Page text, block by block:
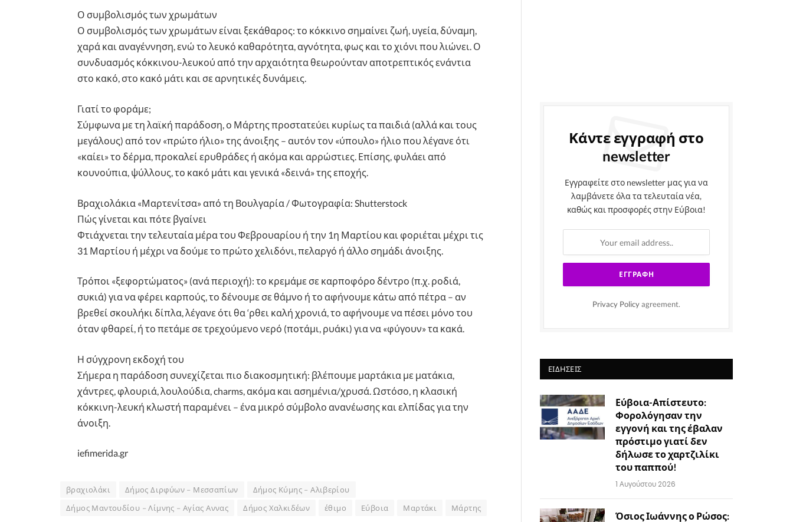
Ο συμβολισμός των χρωμάτων
Ο συμβολισμός των χρωμάτων είναι ξεκάθαρος: το κόκκινο σημαίνει ζωή, υγεία, δύναμη,
χαρά και αναγέννηση, ενώ το λευκό καθαρότητα, αγνότητα, φως και το χιόνι που λιώνει. Ο
συνδυασμός κόκκινου-λευκού από την αρχαιότητα θεωρούνταν αποτρεπτικός ενάντια
στο κακό, στο κακό μάτι και σε αρνητικές δυνάμεις.
Γιατί το φοράμε;
Σύμφωνα με τη λαϊκή παράδοση, ο Μάρτης προστατεύει κυρίως τα παιδιά (αλλά και τους
μεγάλους) από τον «πρώτο ήλιο» της άνοιξης – αυτόν τον «ύπουλο» ήλιο που λέγανε ότι
«καίει» το δέρμα, προκαλεί ερυθράδες ή ακόμα και αρρώστιες. Επίσης, φυλάει από
κουνούπια, ψύλλους, το κακό μάτι και γενικά «δεινά» της εποχής.
Βραχιολάκια «Μαρτενίτσα» από τη Βουλγαρία / Φωτογραφία: Shutterstock
Πώς γίνεται και πότε βγαίνει
Φτιάχνεται την τελευταία μέρα του Φεβρουαρίου ή την 1η Μαρτίου και φοριέται μέχρι τις
31 Μαρτίου ή μέχρι να δούμε το πρώτο χελιδόνι, πελαργό ή άλλο σημάδι άνοιξης.
Τρόποι «ξεφορτώματος» (ανά περιοχή): το κρεμάμε σε καρποφόρο δέντρο (π.χ. ροδιά,
συκιά) για να φέρει καρπούς, το δένουμε σε θάμνο ή το αφήνουμε κάτω από πέτρα – αν
βρεθεί σκουλήκι δίπλα, λέγανε ότι θα ‘ρθει καλή χρονιά, το αφήνουμε να πέσει μόνο του
όταν φθαρεί, ή το πετάμε σε τρεχούμενο νερό (ποτάμι, ρυάκι) για να «φύγουν» τα κακά.
Η σύγχρονη εκδοχή του
Σήμερα η παράδοση συνεχίζεται πιο διακοσμητική: βλέπουμε μαρτάκια με ματάκια,
χάντρες, φλουριά, λουλούδια, charms, ακόμα και ασημένια/χρυσά. Ωστόσο, η κλασική
κόκκινη-λευκή κλωστή παραμένει – ένα μικρό σύμβολο ανανέωσης και ελπίδας για την
άνοιξη.
iefimerida.gr
βραχιολάκι Δήμος Διρφύων – Μεσσαπίων
Δήμος Κύμης – Αλιβερίου
Δήμος Μαντουδίου – Λίμνης – Αγίας Αννας
Δήμος Χαλκιδέων έθιμο Εύβοια Μαρτάκι Μάρτης
Κάντε εγγραφή στο
newsletter
Εγγραφείτε στο newsletter μας για να
λαμβάνετε όλα τα τελευταία νέα,
καθώς και προσφορές στην Εύβοια!
Privacy Policy agreement.
ΕΙΔΉΣΕΙΣ
Εύβοια-Απίστευτο:
Φορολόγησαν την
εγγονή και της έβαλαν
πρόστιμο γιατί δεν
δήλωσε το χαρτζιλίκι
του παππού!
1 Αυγούστου 2026
Όσιος Ιωάννης ο Ρώσος: